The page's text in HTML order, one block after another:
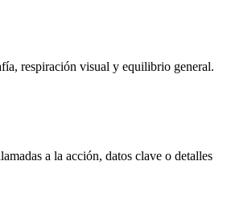
respiración visual y equilibrio general.
a la acción, datos clave o detalles